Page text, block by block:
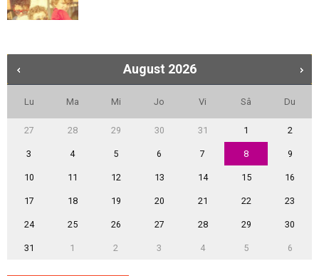
August 2026
Lu Ma Mi Jo Vi Sâ Du
27 28 29 30 31 1 2
3 4 5 6 7 8 9
10 11 12 13 14 15 16
17 18 19 20 21 22 23
24 25 26 27 28 29 30
31 1 2 3 4 5 6